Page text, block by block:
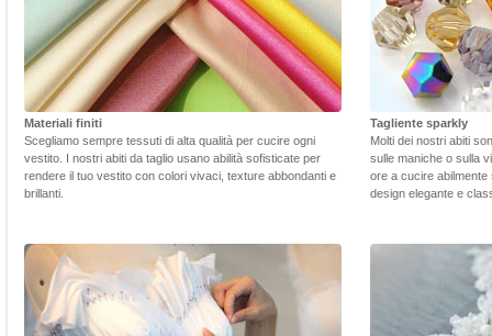
Materiali finiti
Scegliamo sempre tessuti di alta qualità per cucire ogni
vestito. I nostri abiti da taglio usano abilità sofisticate per
rendere il tuo vestito con colori vivaci, texture abbondanti e
brillanti.
Tagliente sparkly
Molti dei nostri abiti
sulle maniche o sulla
ore a cucire
design elegante e